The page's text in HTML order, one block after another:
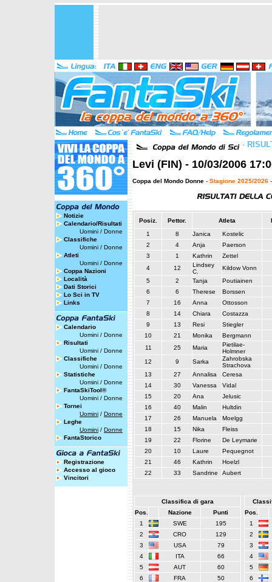
Notizie
Calendario/Risultati
Uomini / Donne
Classifiche
Uomini / Donne
Atleti
Uomini / Donne
Coppa Nazioni
Località
Dati Storici
Lo Sci in TV
Links
Calendario
Uomini / Donne
Risultati
Uomini / Donne
Classifiche
Uomini / Donne
Statistiche
Uomini / Donne
FantaSkiTool®
Uomini / Donne
Tornei
Uomini / Donne
Leghe
Uomini / Donne
FantaStorico
Registrazione
Accesso al gioco
Vincitori
-
Levi (FIN) - 10/03/2006
Coppa del Mondo Donne - Stagione 2025/2026
Posiz. Pettor. Atleta
1
8 Janica
Kostelic
2
4 Anja
Paerson
3
1 Kathrin
Zettel
4
12
Lindsey
C.
Kildow Vonn
5
2 Tanja
Poutiainen
6
6 Therese
Borssen
7
16 Anna
Ottosson
8
14 Chiara
Costazza
9
13 Resi
Stiegler
10
21 Monika
Bergmann
11
25 Maria
Pietilae-
Holmner
12
9 Sarka
Zahrobska
Strachova
13
27 Annalisa
Ceresa
14
30 Vanessa
Vidal
15
20 Ana
Jelusic
16
40 Malin
Hultdin
17
26 Manuela
Moelgg
18
15 Nika
Fleiss
19
22 Florine
De Leymarie
20
10 Laure
Pequegnot
21
46 Kathrin
Hoelzl
22
33 Sandrine Aubert
Classifica di gara
Pos.
Nazione
Punti
1
SWE
195
2
CRO
129
3
USA
79
4
ITA
66
5
AUT
60
6
FRA
50
Pos.
1
2
3
4
5
6